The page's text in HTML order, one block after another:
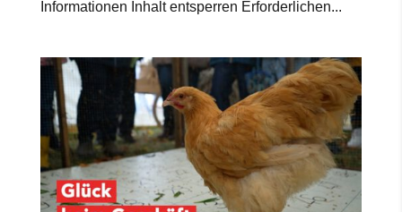
Informationen Inhalt entsperren Erforderlichen...